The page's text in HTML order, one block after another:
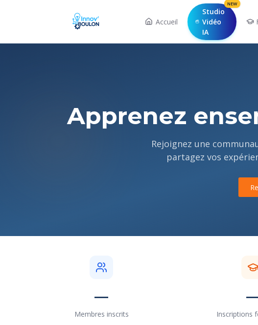
Accueil
Studio
Vidéo
IA
NEW
Apprenez
Rejoignez une
partagez vos
—
Membres inscrits Inscriptions